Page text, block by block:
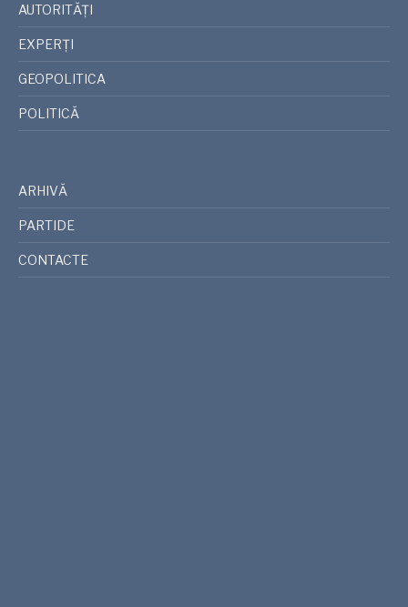
AUTORITĂȚI
EXPERȚI
GEOPOLITICA
POLITICĂ
ARHIVĂ
PARTIDE
CONTACTE